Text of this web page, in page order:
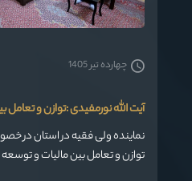
آیت الله نورمفیدی :توازن و
توازن و تعامل بین مالیات و
چهارده تیر 1405